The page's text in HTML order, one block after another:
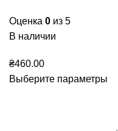
Оценка 0 из 5
В наличии
₴460.00
Выберите параметры